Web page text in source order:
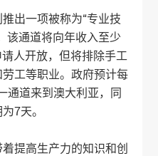
出一项被称为“专业技
该通道将向年收入至少
人开放，但将排除手工
工等职业。政府预计每
通道来到澳大利亚，同
7天。
提高生产力的知识和创